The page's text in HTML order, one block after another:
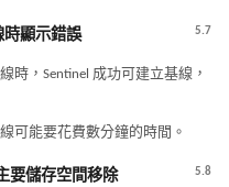
5.7
時顯示錯誤
時，Sentinel 成功可建立基線，
可能要花費數分鐘的時間。
5.8
要儲存空間移除